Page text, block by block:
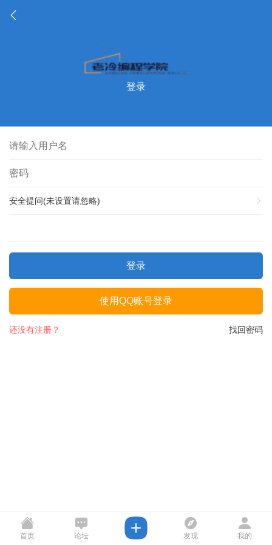
登录
安全提问(未设置请忽略)
登录
使用QQ账号登录
找回密码
还没有注册？
首页 论坛 发现 我的